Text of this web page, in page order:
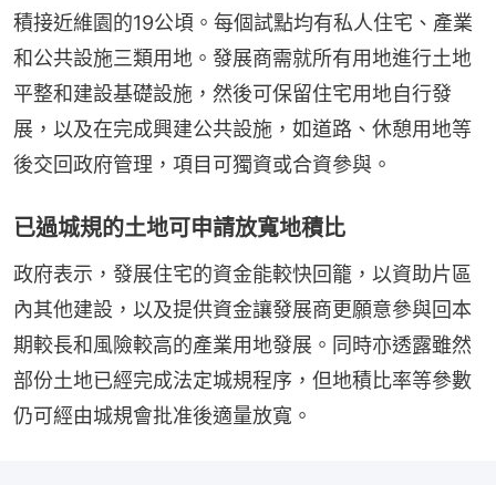
積接近維園的19公頃。每個試點均有私人住宅、產業
和公共設施三類用地。發展商需就所有用地進行土地
平整和建設基礎設施，然後可保留住宅用地自行發
展，以及在完成興建公共設施，如道路、休憩用地等
後交回政府管理，項目可獨資或合資參與。
已過城規的土地可申請放寬地積比
政府表示，發展住宅的資金能較快回籠，以資助片區
內其他建設，以及提供資金讓發展商更願意參與回本
期較長和風險較高的產業用地發展。同時亦透露雖然
部份土地已經完成法定城規程序，但地積比率等參數
仍可經由城規會批准後適量放寬。